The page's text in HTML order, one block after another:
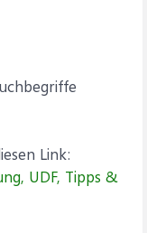
Link:
UDF, Tipps &